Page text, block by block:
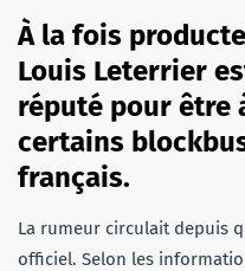
À la fois
Louis Leterrier
réputé pour être
certains
français.
La rumeur circulait depuis
officiel. Selon les